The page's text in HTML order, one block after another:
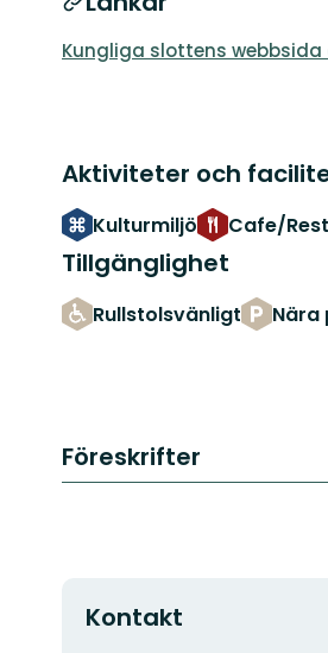
Kungliga slottens
Aktiviteter och
Kulturmiljö Cafe/
Tillgänglighet
Rullstolsvänligt Nära
Föreskrifter
Kontakt